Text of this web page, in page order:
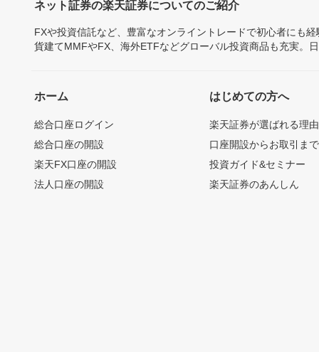
ネット証券の楽天証券についてのご紹介
FXや投資信託など、豊富なオンライントレードで初心者にも
貨建てMMFやFX、海外ETFなどグローバル投資商品も充実。
ホーム
総合口座ログイン
総合口座の開設
楽天FX口座の開設
法人口座の開設
はじめての方へ
楽天証券が選ばれる理由
口座開設からお取引ま
投資ガイド&セミナー
楽天証券のあんしん